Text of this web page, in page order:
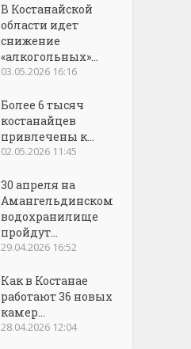
В Костанайской
области идет
снижение
«алкогольных»...
03.05.2026 16:16
Более 6 тысяч
костанайцев
привлечены к...
02.05.2026 11:45
30 апреля на
Амангельдинском
водохранилище
пройдут...
29.04.2026 16:52
Как в Костанае
работают 36 новых
камер...
28.04.2026 12:04